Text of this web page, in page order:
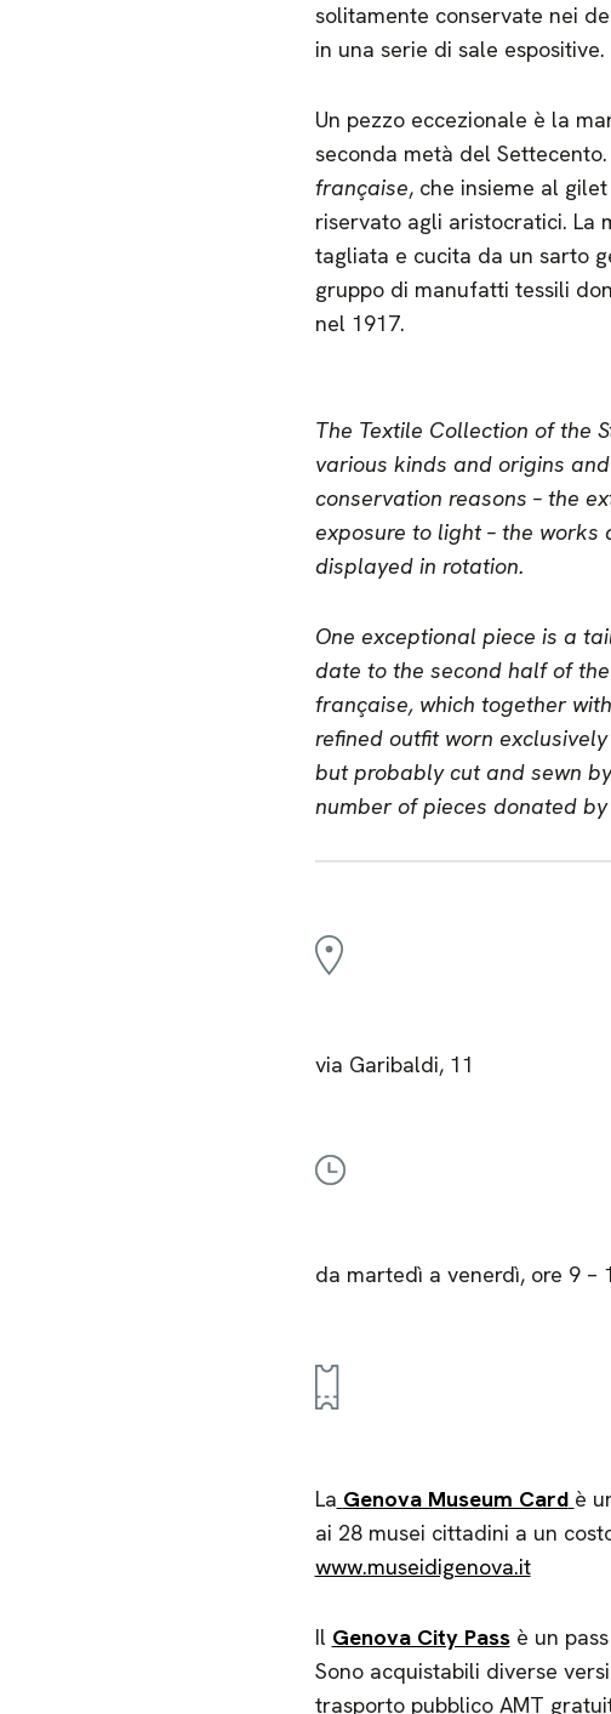
solitamente conservate nei
in una serie di sale espositive.
Un pezzo eccezionale è la
seconda metà del
française, che insieme al
riservato agli aristocratici. La
tagliata e cucita da un sarto
gruppo di manufatti tessili
nel 1917.
The Textile Collection of the
various kinds and origins
conservation reasons – the
exposure to light – the
displayed in rotation.
One exceptional piece is a
date to the second half of
française, which together
refined outfit worn
but probably cut and sewn
number of pieces donated
via Garibaldi, 11
da martedì a venerdì, ore 9 –
La Genova Museum Card è
ai 28 musei cittadini a un
www.museidigenova.it
Il Genova City Passè un
Sono acquistabili diverse
trasporto pubblico AMT